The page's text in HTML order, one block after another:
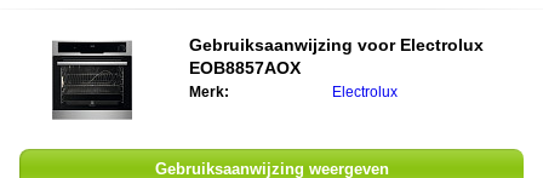
Gebruiksaanwijzing voor Electrolux
EOB8857AOX
Merk: Electrolux
Gebruiksaanwijzing weergeven